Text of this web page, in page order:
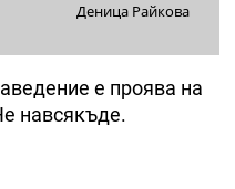
Деница Райкова
е проява на
навсякъде.